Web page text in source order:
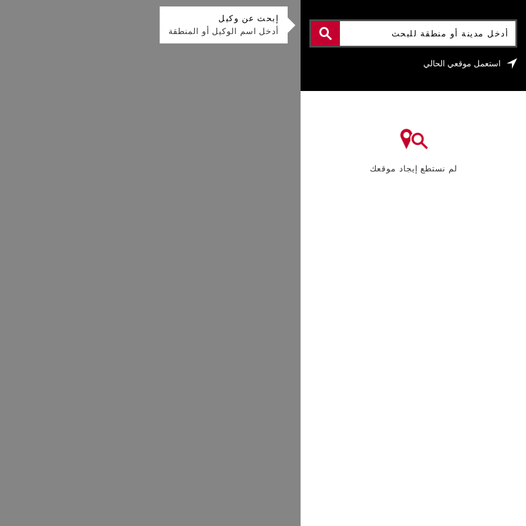
أدخل مدينة أو منطقة للبحث
استعمل موقعي الحالي
لم نستطع إيجاد موقعك
إبحث عن وكيل
أدخل اسم الوكيل أو المنطقة